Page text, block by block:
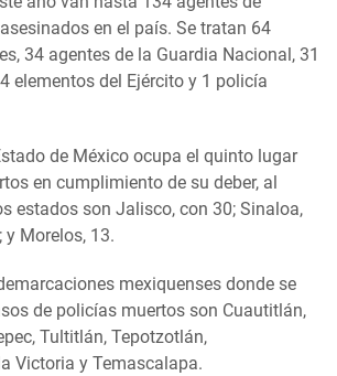
en el país. Se tratan 64
34 agentes de la Guardia Nacional, 31
elementos del Ejército y 1 policía
de México ocupa el quinto lugar
en cumplimiento de su deber, al
estados son Jalisco, con 30; Sinaloa,
y Morelos, 13.
mexiquenses donde se
de policías muertos son Cuautitlán,
Tultitlán, Tepotzotlán,
Victoria y Temascalapa.